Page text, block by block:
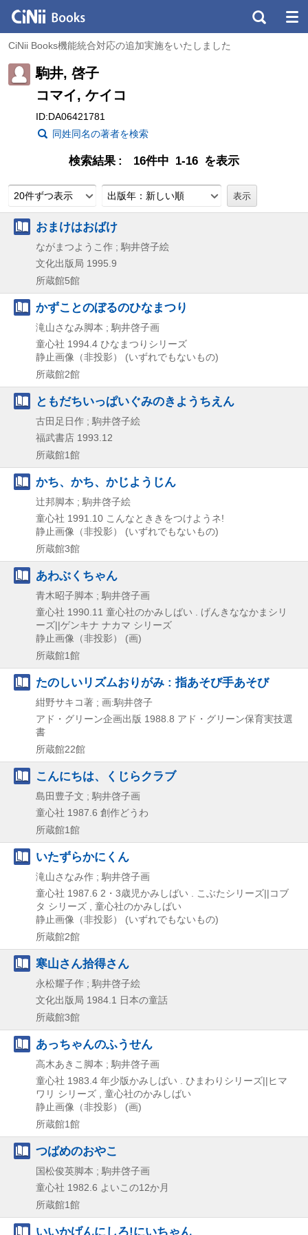
CiNii Books機能統合対応の追加実施をいたしました
駒井, 啓子
コマイ, ケイコ
ID:DA06421781
同姓同名の著者を検索
検索結果 16件中 1-16 を表示
20件ずつ表示 出版年：新しい順
おまけはおばけ
ながまつようこ作 ; 駒井啓子絵
文化出版局 1995.9
所蔵館5館
かずことのぼるのひなまつり
滝山さなみ脚本 ; 駒井啓子画
童心社 1994.4 ひなまつりシリーズ
静止画像（非投影） (いずれでもないもの)
所蔵館2館
ともだちいっぱいぐみのきようちえん
古田足日作 ; 駒井啓子絵
福武書店 1993.12
所蔵館1館
かち、かち、かじようじん
辻邦脚本 ; 駒井啓子絵
童心社 1991.10 こんなとききをつけようネ!
静止画像（非投影） (いずれでもないもの)
所蔵館3館
あわぶくちゃん
青木昭子脚本 ; 駒井啓子画
童心社 1990.11 童心社のかみしばい . げんきななかまシリ
ーズ||ゲンキナ ナカマ シリーズ
静止画像（非投影） (画)
所蔵館1館
たのしいリズムおりがみ : 指あそび手あそび
紺野サキコ著 ; 画:駒井啓子
アド・グリーン企画出版 1988.8 アド・グリーン保育実技選
書
所蔵館22館
こんにちは、くじらクラブ
島田豊子文 ; 駒井啓子画
童心社 1987.6 創作どうわ
所蔵館1館
いたずらかにくん
滝山さなみ作 ; 駒井啓子画
童心社 1987.6 2・3歳児かみしばい . こぶたシリーズ||コブ
タ シリーズ , 童心社のかみしばい
静止画像（非投影） (いずれでもないもの)
所蔵館2館
寒山さん拾得さん
永松耀子作 ; 駒井啓子絵
文化出版局 1984.1 日本の童話
所蔵館3館
あっちゃんのふうせん
高木あきこ脚本 ; 駒井啓子画
童心社 1983.4 年少版かみしばい . ひまわりシリーズ||ヒマ
ワリ シリーズ , 童心社のかみしばい
静止画像（非投影） (画)
所蔵館1館
つばめのおやこ
国松俊英脚本 ; 駒井啓子画
童心社 1982.6 よいこの12か月
所蔵館1館
いいかげんにしろ!にいちゃん